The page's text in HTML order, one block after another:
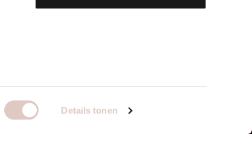
Details tonen